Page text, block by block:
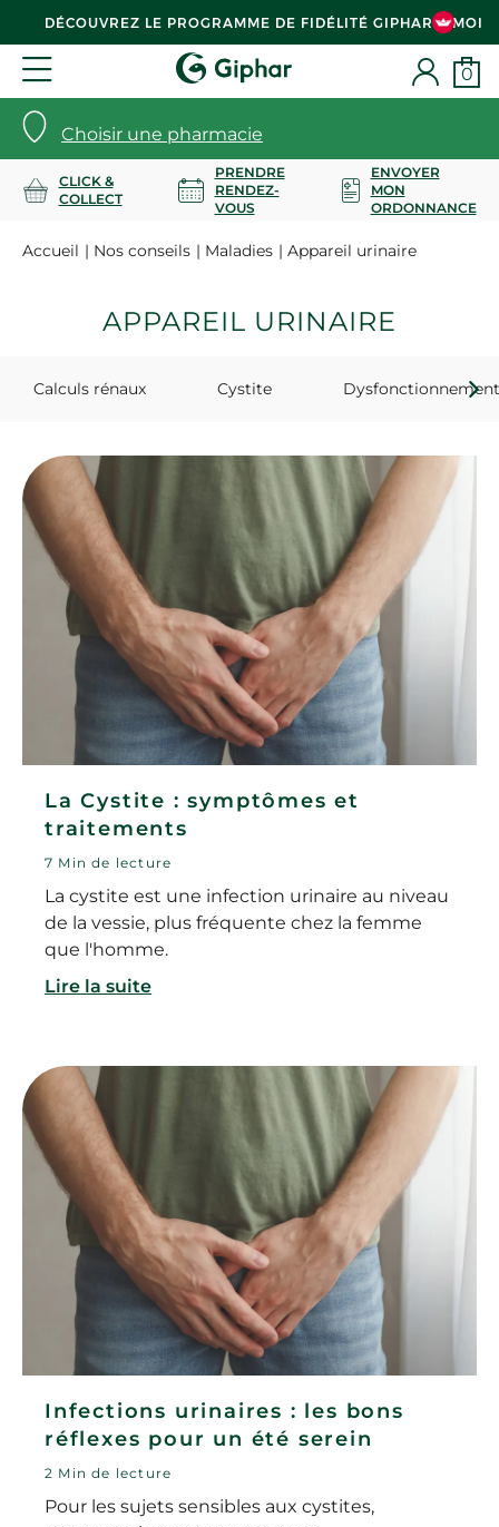
DÉCOUVREZ LE PROGRAMME DE FIDÉLITÉ GIPHAR & MOI
Choisir une pharmacie
0
CLICK &
COLLECT
PRENDRE
RENDEZ-
VOUS
ENVOYER
MON
ORDONNANCE
Accueil Nos conseils Maladies Appareil urinaire
APPAREIL URINAIRE
Calculs rénaux Cystite
La Cystite : symptômes et
traitements
7 Min de lecture
La cystite est une infection urinaire au niveau
de la vessie, plus fréquente chez la femme
que l'homme.
Lire la suite
Infections urinaires : les bons
réflexes pour un été serein
2 Min de lecture
Pour les sujets sensibles aux cystites,